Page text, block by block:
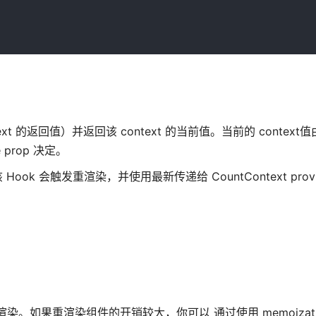
的返回值）并返回该 context 的当前值。当前的 context值
决定。
会触发重渲染，并使用最新传递给 CountContext
。如果重渲染组件的开销较大，你可以 通过使用